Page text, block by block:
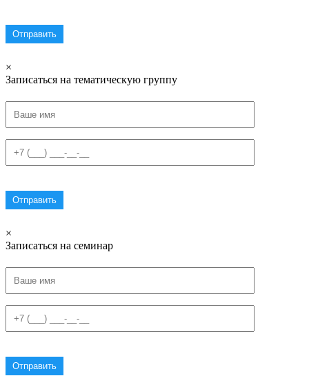
×
Записаться на тематическую группу
×
Записаться на семинар